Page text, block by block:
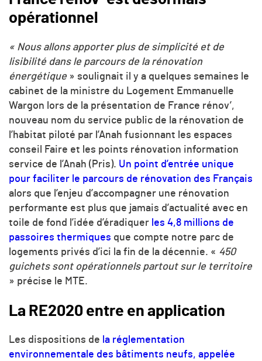
opérationnel
« Nous allons apporter plus de simplicité et de
lisibilité dans le parcours de la rénovation
énergétique » soulignait il y a quelques semaines le
cabinet de la ministre du Logement Emmanuelle
Wargon lors de la présentation de France rénov’,
nouveau nom du service public de la rénovation de
l’habitat piloté par l’Anah fusionnant les espaces
conseil Faire et les points rénovation information
service de l’Anah (Pris). Un point d’entrée unique
pour faciliter le parcours de rénovation des Français
alors que l’enjeu d’accompagner une rénovation
performante est plus que jamais d’actualité avec en
toile de fond l’idée d’éradiquer les 4,8 millions de
passoires thermiques que compte notre parc de
logements privés d’ici la fin de la décennie. « 450
guichets sont opérationnels partout sur le territoire
» précise le MTE.
La RE2020 entre en application
Les dispositions de la réglementation
environnementale des bâtiments neufs, appelée